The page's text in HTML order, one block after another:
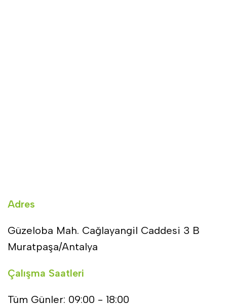
Adres
Güzeloba Mah. Cağlayangil Caddesi 3 B
Muratpaşa/Antalya
Çalışma Saatleri
Tüm Günler: 09:00 - 18:00